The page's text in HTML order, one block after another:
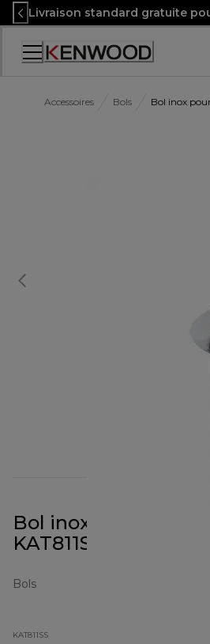
Skip
to
Content
Livraison standard gratuite
Accessoires Bols Bol inox
Bol inox pour CHEF
KAT811SS
Bols
KAT811SS